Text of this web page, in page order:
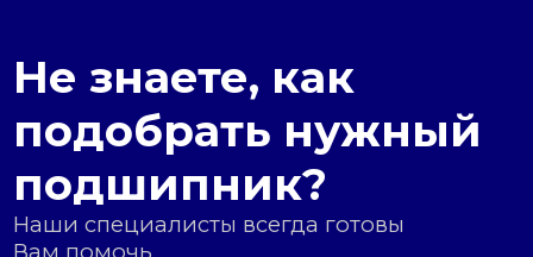
Не знаете, как
подобрать нужный
подшипник?
Наши специалисты всегда готовы
Вам помочь